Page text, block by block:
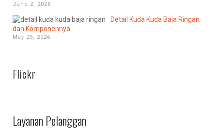
June 2, 2026
Detail Kuda Kuda Baja Ringan
dan Komponennya
May 25, 2026
Flickr
Layanan Pelanggan